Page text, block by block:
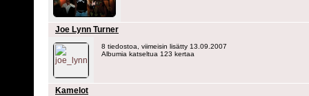
Joe Lynn Turner
8 tiedostoa, viimeisin lisätty 13.09.2007
Albumia katseltua 123 kertaa
Kamelot